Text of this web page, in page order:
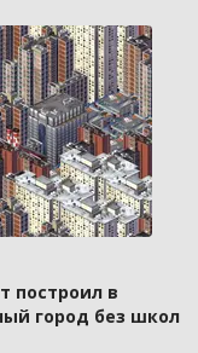
построил в
город без школ